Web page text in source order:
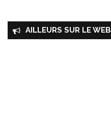
AILLEURS SUR LE WEB